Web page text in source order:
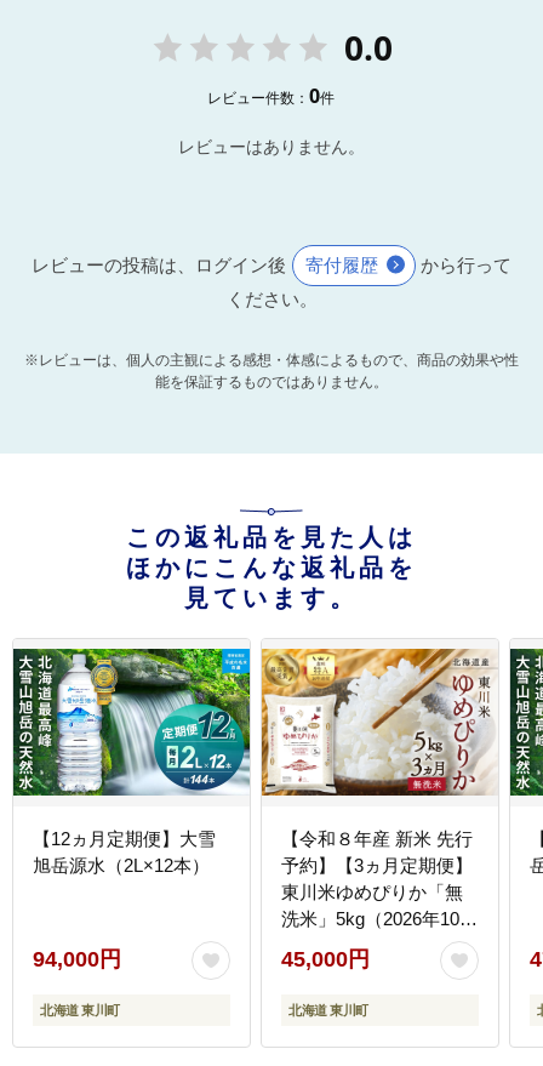
0.0
レビュー件数：0件
レビューはありません。
レビューの投稿は、ログイン後 寄付履歴
から行って
ください。
※レビューは、個人の主観による感想・体感によるもので、商品の効果や性
能を保証するものではありません。
この返礼品を見た人は
ほかにこんな返礼品を
見ています。
【12ヵ月定期便】大雪
旭岳源水（2L×12本）
94,000円
北海道 東川町
【令和８年産 新米 先行
予約】【3ヵ月定期便】
東川米ゆめぴりか「無
洗米」5kg（2026年10月
中旬より発送予定）
45,000円
北海道 東川町